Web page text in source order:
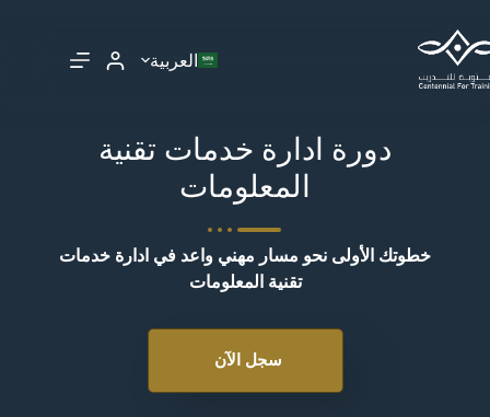
العربية
دورة ادارة خدمات تقنية
المعلومات
خطوتك الأولى نحو مسار مهني واعد في ادارة خدمات
تقنية المعلومات
سجل الآن